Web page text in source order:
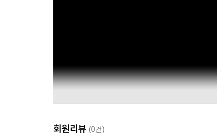
회원리뷰 (0건)